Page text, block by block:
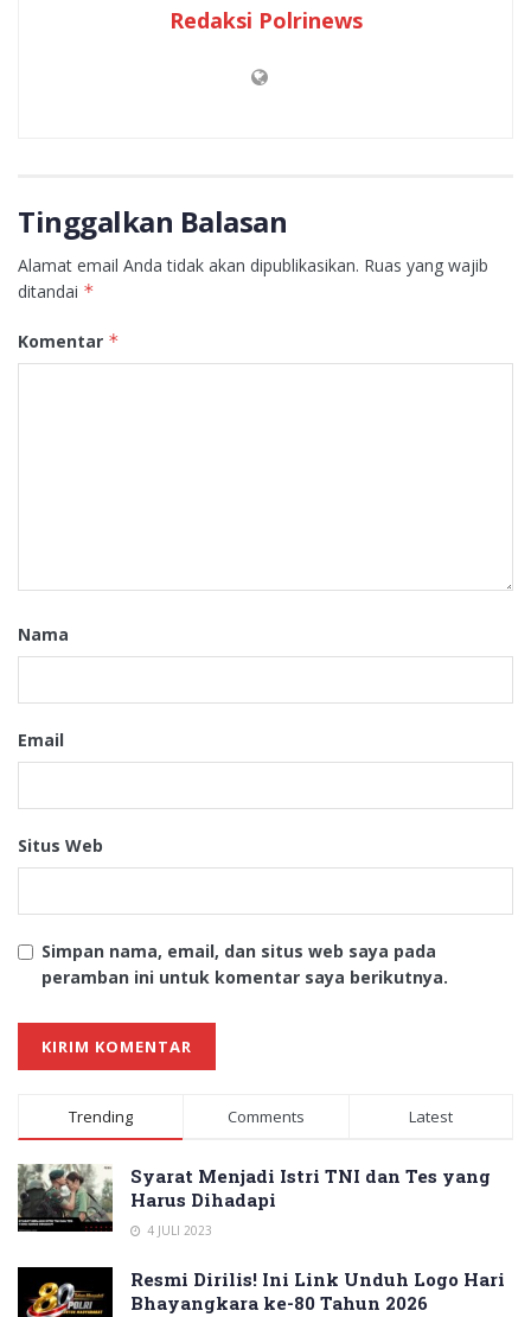
Redaksi Polrinews
Tinggalkan Balasan
Alamat email Anda tidak akan dipublikasikan. Ruas yang wajib
ditandai *
Komentar *
Nama
Email
Situs Web
Simpan nama, email, dan situs web saya pada
peramban ini untuk komentar saya berikutnya.
Trending Comments Latest
Syarat Menjadi Istri TNI dan Tes yang
Harus Dihadapi
4 JULI 2023
Resmi Dirilis! Ini Link Unduh Logo Hari
Bhayangkara ke-80 Tahun 2026